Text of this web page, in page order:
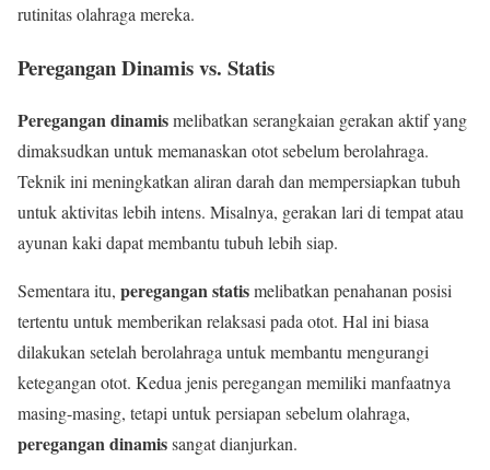
rutinitas olahraga mereka.
Peregangan Dinamis vs. Statis
Peregangan dinamismelibatkan serangkaian gerakan aktif yang
dimaksudkan untuk memanaskan otot sebelum berolahraga.
Teknik ini meningkatkan aliran darah dan mempersiapkan tubuh
untuk aktivitas lebih intens. Misalnya, gerakan lari di tempat atau
ayunan kaki dapat membantu tubuh lebih siap.
Sementara itu, peregangan statismelibatkan penahanan posisi
tertentu untuk memberikan relaksasi pada otot. Hal ini biasa
dilakukan setelah berolahraga untuk membantu mengurangi
ketegangan otot. Kedua jenis peregangan memiliki manfaatnya
masing-masing, tetapi untuk persiapan sebelum olahraga,
peregangan dinamissangat dianjurkan.